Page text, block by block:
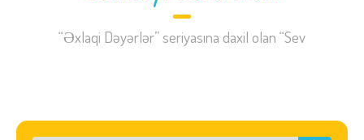
“Əxlaqi Dəyərlər” seriyasına daxil olan “Sev